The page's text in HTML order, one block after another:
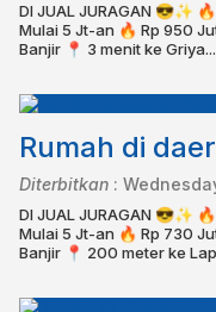
DI JUAL JURAGAN 😎✨
Mulai 5 Jt-an 🔥 Rp 950
Banjir⁣⁣ ⁣📍 3 menit ke Griya...
Rumah di
Diterbitkan :
DI JUAL JURAGAN 😎✨
Mulai 5 Jt-an 🔥 Rp 730
Banjir⁣⁣ ⁣⁣📍 200 meter ke